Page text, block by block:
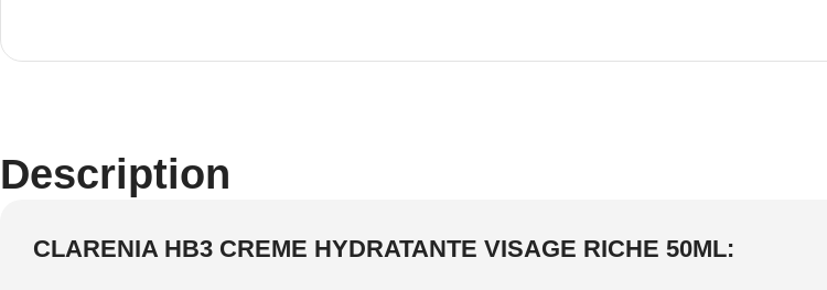
Description
CLARENIA HB3 CREME HYDRATANTE VISAGE RICHE 50ML: